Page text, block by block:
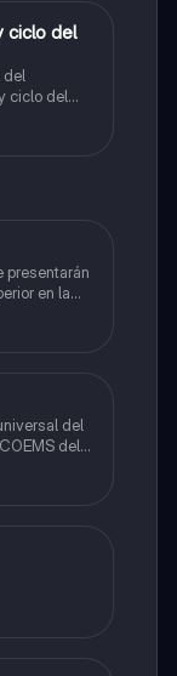
ciclo del
del
ciclo del
presentarán
en la
del
del